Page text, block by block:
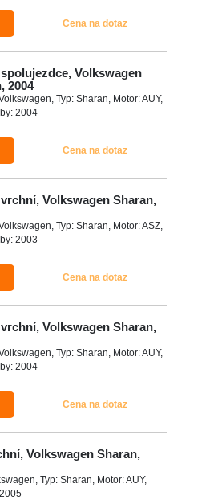
Cena na dotaz
Volkswagen
2004
Typ: Sharan, Motor: AUY,
2004
Cena na dotaz
Volkswagen Sharan,
Typ: Sharan, Motor: ASZ,
2003
Cena na dotaz
Volkswagen Sharan,
Typ: Sharan, Motor: AUY,
2004
Cena na dotaz
Volkswagen Sharan,
Typ: Sharan, Motor: AUY,